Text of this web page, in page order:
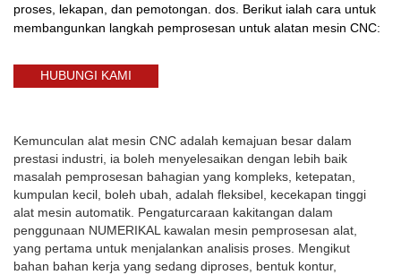
proses, lekapan, dan pemotongan. dos. Berikut ialah cara untuk
membangunkan langkah pemprosesan untuk alatan mesin CNC:
HUBUNGI KAMI
Kemunculan alat mesin CNC adalah kemajuan besar dalam
prestasi industri, ia boleh menyelesaikan dengan lebih baik
masalah pemprosesan bahagian yang kompleks, ketepatan,
kumpulan kecil, boleh ubah, adalah fleksibel, kecekapan tinggi
alat mesin automatik. Pengaturcaraan kakitangan dalam
penggunaan NUMERIKAL kawalan mesin pemprosesan alat,
yang pertama untuk menjalankan analisis proses. Mengikut
bahan bahan kerja yang sedang diproses, bentuk kontur,